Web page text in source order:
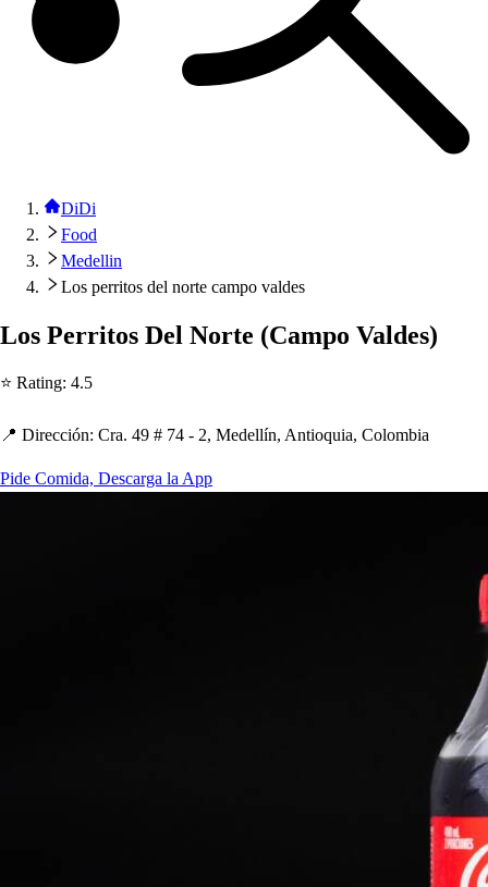
DiDi
Food
Medellin
Los perritos del norte campo valdes
Los Perritos Del Norte (Campo Valdes)
⭐ Rating: 4.5
📍 Dirección: Cra. 49 # 74 - 2, Medellín, Antioquia, Colombia
Pide Comida, Descarga la App